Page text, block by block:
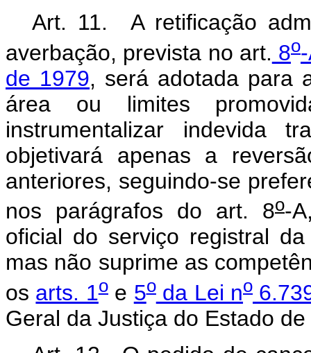
Art. 11. A retificação
averbação, prevista no art. 8o
de 1979, será adotada para
área ou limites
instrumentalizar indevida
objetivará apenas a
anteriores, seguindo-se
nos parágrafos do art. 8o-
oficial do serviço registral
mas não suprime as
os arts. 1oe 5oda Lei no
Geral da Justiça do Estado